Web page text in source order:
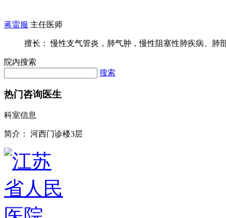
蒋雷服 主任医师
擅长： 慢性支气管炎，肺气肿，慢性阻塞性肺疾病、肺
院内搜索
搜索
热门咨询医生
科室信息
简介： 河西门诊楼3层